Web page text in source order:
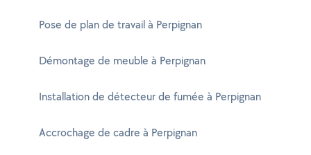
Pose de plan de travail à Perpignan
Démontage de meuble à Perpignan
Installation de détecteur de fumée à Perpignan
Accrochage de cadre à Perpignan